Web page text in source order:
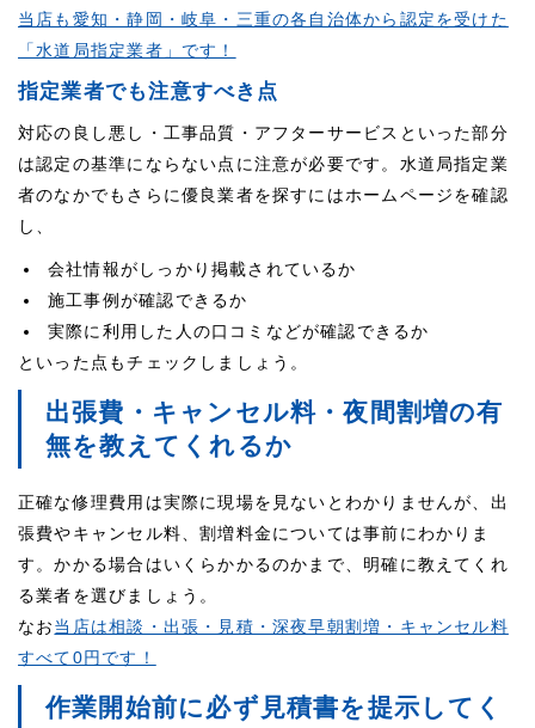
当店も愛知・静岡・岐阜・三重の各自治体から認定を受けた
「水道局指定業者」です！
指定業者でも注意すべき点
対応の良し悪し・工事品質・アフターサービスといった部分
は認定の基準にならない点に注意が必要です。水道局指定業
者のなかでもさらに優良業者を探すにはホームページを確認
し、
会社情報がしっかり掲載されているか
施工事例が確認できるか
実際に利用した人の口コミなどが確認できるか
といった点もチェックしましょう。
出張費・キャンセル料・夜間割増の有
無を教えてくれるか
正確な修理費用は実際に現場を見ないとわかりませんが、出
張費やキャンセル料、割増料金については事前にわかりま
す。かかる場合はいくらかかるのかまで、明確に教えてくれ
る業者を選びましょう。
なお当店は相談・出張・見積・深夜早朝割増・キャンセル料
すべて0円です！
作業開始前に必ず見積書を提示してく